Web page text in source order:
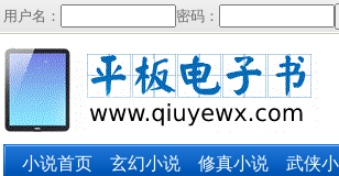
用户名： 密码：
小说首页 玄幻小说 修真小说 武侠